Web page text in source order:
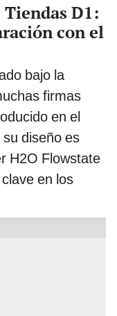
D1:
con el
bajo la
firmas
en el
diseño es
H2O Flowstate
en los